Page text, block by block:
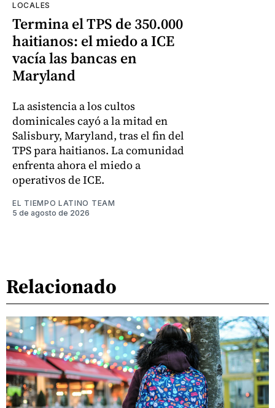
LOCALES
Termina el TPS de 350.000
haitianos: el miedo a ICE
vacía las bancas en
Maryland
La asistencia a los cultos
dominicales cayó a la mitad en
Salisbury, Maryland, tras el fin del
TPS para haitianos. La comunidad
enfrenta ahora el miedo a
operativos de ICE.
EL TIEMPO LATINO TEAM
5 de agosto de 2026
Relacionado